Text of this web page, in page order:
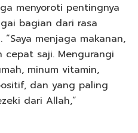
menyoroti pentingnya
bagian dari rasa
menjaga makanan,
saji. Mengurangi
minum vitamin,
dan yang paling
dari Allah,”